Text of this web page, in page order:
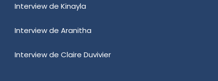
Interview de Kinayla
Interview de Aranitha
Interview de Claire Duvivier